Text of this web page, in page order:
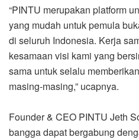
“PINTU merupakan platform
yang mudah untuk pemula
di seluruh Indonesia. Kerja
kesamaan visi kami yang
sama untuk selalu
masing-masing,” ucapnya.
Founder & CEO PINTU Jeth
bangga dapat bergabung